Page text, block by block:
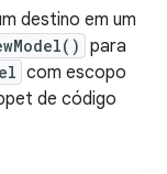
destino em um
para
com escopo
de código